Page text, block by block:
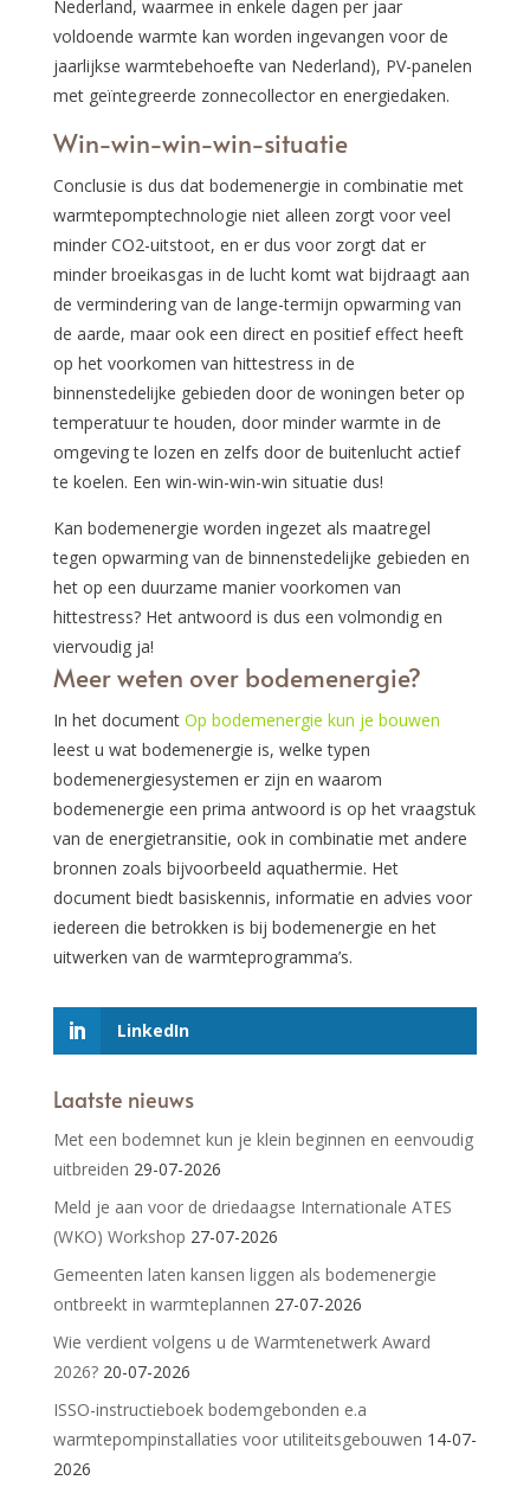
Nederland, waarmee in enkele dagen per jaar
voldoende warmte kan worden ingevangen voor de
jaarlijkse warmtebehoefte van Nederland), PV-panelen
met geïntegreerde zonnecollector en energiedaken.
Win-win-win-win-situatie
Conclusie is dus dat bodemenergie in combinatie met
warmtepomptechnologie niet alleen zorgt voor veel
minder CO2-uitstoot, en er dus voor zorgt dat er
minder broeikasgas in de lucht komt wat bijdraagt aan
de vermindering van de lange-termijn opwarming van
de aarde, maar ook een direct en positief effect heeft
op het voorkomen van hittestress in de
binnenstedelijke gebieden door de woningen beter op
temperatuur te houden, door minder warmte in de
omgeving te lozen en zelfs door de buitenlucht actief
te koelen. Een win-win-win-win situatie dus!
Kan bodemenergie worden ingezet als maatregel
tegen opwarming van de binnenstedelijke gebieden en
het op een duurzame manier voorkomen van
hittestress? Het antwoord is dus een volmondig en
viervoudig ja!
Meer weten over bodemenergie?
In het document Op bodemenergie kun je bouwen
leest u wat bodemenergie is, welke typen
bodemenergiesystemen er zijn en waarom
bodemenergie een prima antwoord is op het vraagstuk
van de energietransitie, ook in combinatie met andere
bronnen zoals bijvoorbeeld aquathermie. Het
document biedt basiskennis, informatie en advies voor
iedereen die betrokken is bij bodemenergie en het
uitwerken van de warmteprogramma’s.
LinkedIn
Laatste nieuws
Met een bodemnet kun je klein beginnen en eenvoudig
uitbreiden 29-07-2026
Meld je aan voor de driedaagse Internationale ATES
(WKO) Workshop 27-07-2026
Gemeenten laten kansen liggen als bodemenergie
ontbreekt in warmteplannen 27-07-2026
Wie verdient volgens u de Warmtenetwerk Award
2026? 20-07-2026
ISSO-instructieboek bodemgebonden e.a
warmtepompinstallaties voor utiliteitsgebouwen 14-07-
2026